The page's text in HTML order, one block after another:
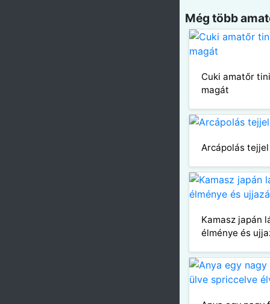
Még több
Cuki amatőr
magát
Arcápolás
Kamasz japán
élménye és